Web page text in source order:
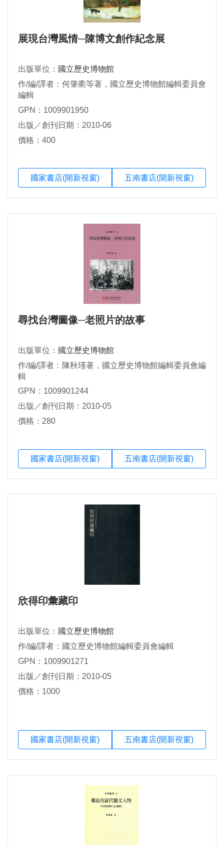
展現台灣風情─陳博文創作紀念展
出版單位： 國立歷史博物館
作/編/譯者：何肇衢等著，國立歷史博物館編輯委員會
編輯
GPN：1009901950
出版／創刊日期：2010-06
價格：400
國家書店(開新視窗) 五南書店(開新視窗)
尋找台灣圖像─老照片的故事
出版單位： 國立歷史博物館
作/編/譯者：陳秋瑾著，國立歷史博物館編輯委員會編
輯
GPN：1009901244
出版／創刊日期：2010-05
價格：280
國家書店(開新視窗) 五南書店(開新視窗)
欣得印彙藏印
出版單位： 國立歷史博物館
作/編/譯者：國立歷史博物館編輯委員會編輯
GPN：1009901271
出版／創刊日期：2010-05
價格：1000
國家書店(開新視窗) 五南書店(開新視窗)